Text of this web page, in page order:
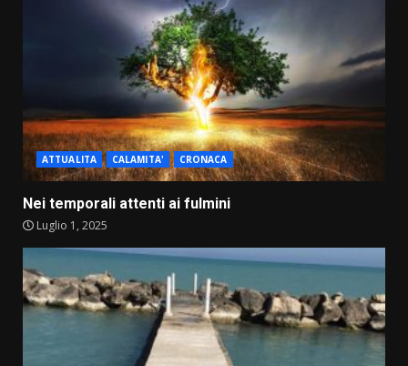
ATTUALITA CALAMITA' CRONACA
Nei temporali attenti ai fulmini
Luglio 1, 2025